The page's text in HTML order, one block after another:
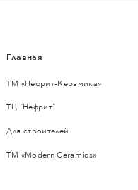
Главная
ТМ «Нефрит-Керамика»
ТЦ "Нефрит"
Для строителей
ТМ «Modern Ceramics»